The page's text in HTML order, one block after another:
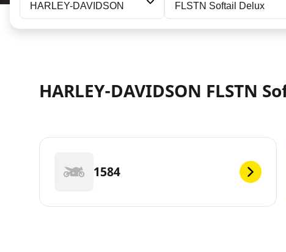
HARLEY-DAVIDSON FLSTN Softail Delux
HARLEY-DAVIDSON FLSTN
1584